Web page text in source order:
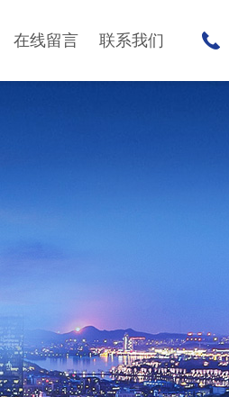
在线留言 联系我们